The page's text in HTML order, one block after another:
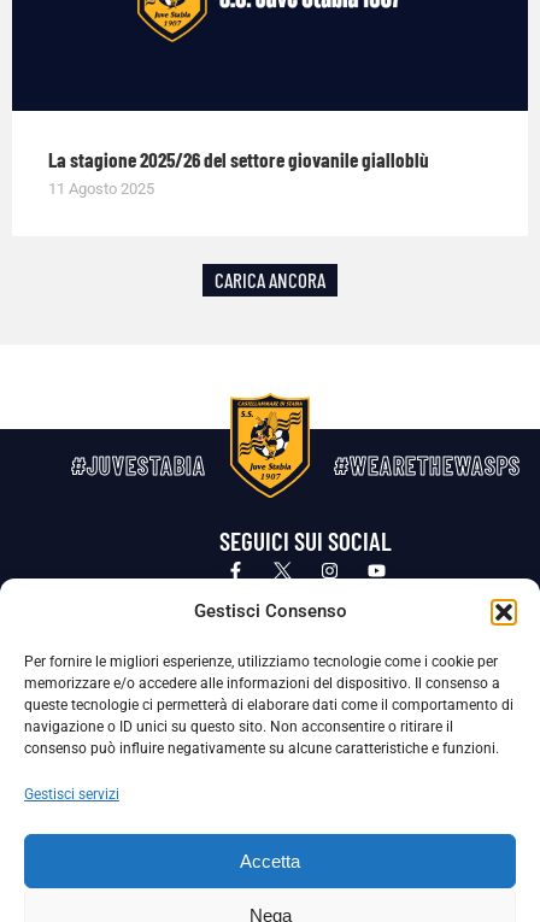
Gestisci Consenso
Per fornire le migliori esperienze, utilizziamo tecnologie come i cookie per
memorizzare e/o accedere alle informazioni del dispositivo. Il consenso a
queste tecnologie ci permetterà di elaborare dati come il comportamento di
navigazione o ID unici su questo sito. Non acconsentire o ritirare il
consenso può influire negativamente su alcune caratteristiche e funzioni.
Gestisci servizi
Accetta
Nega
La stagione 2025/26 del settore giovanile gialloblù
11 Agosto 2025
CARICA ANCORA
#JUVESTABIA #WEARETHEWASPS
SEGUICI SUI SOCIAL
Privacy Policy Cookie Policy
La Società ha nominato il Responsabile della Protezione dei Dati Personali (DPO), figura specializzata che vigila sulle modalità
adottate dalla nostra Società per tutelare i Suoi dati personali.
Per contattare il DPO può scrivere a
La Società ha inoltre adottato un proprio Codice Etico, consultabile al seguente link: